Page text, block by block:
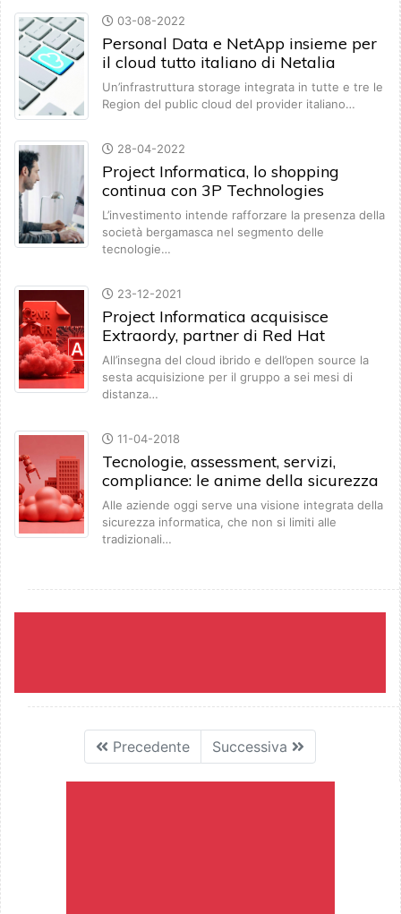
03-08-2022
Personal Data e NetApp insieme per
il cloud tutto italiano di Netalia
Un’infrastruttura storage integrata in tutte e tre le
Region del public cloud del provider italiano…
28-04-2022
Project Informatica, lo shopping
continua con 3P Technologies
L’investimento intende rafforzare la presenza della
società bergamasca nel segmento delle
tecnologie…
23-12-2021
Project Informatica acquisisce
Extraordy, partner di Red Hat
All’insegna del cloud ibrido e dell’open source la
sesta acquisizione per il gruppo a sei mesi di
distanza…
11-04-2018
Tecnologie, assessment, servizi,
compliance: le anime della sicurezza
Alle aziende oggi serve una visione integrata della
sicurezza informatica, che non si limiti alle
tradizionali…
Precedente Successiva